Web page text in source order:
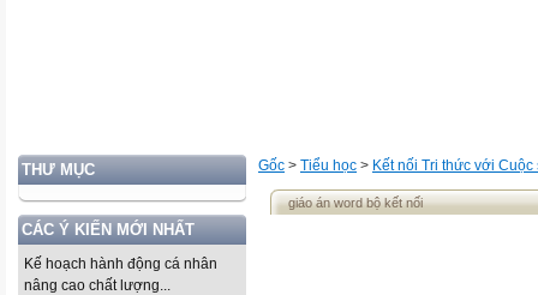
THƯ MỤC
CÁC Ý KIẾN MỚI NHẤT
Kế hoạch hành động cá nhân
nâng cao chất lượng...
Gốc > Tiểu học > Kết nối Tri thức với Cuộc
giáo án word bộ kết nối